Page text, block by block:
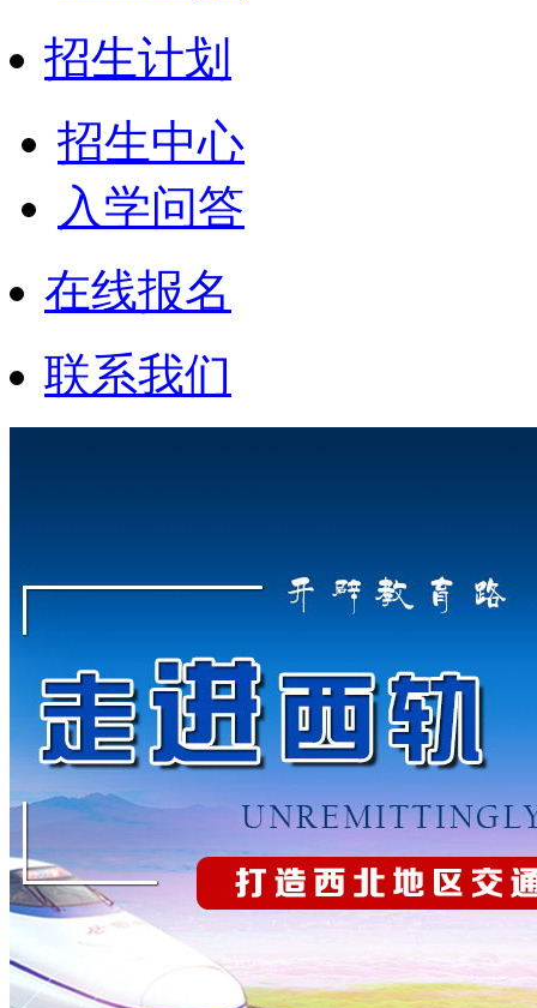
招生计划
招生中心
入学问答
在线报名
联系我们